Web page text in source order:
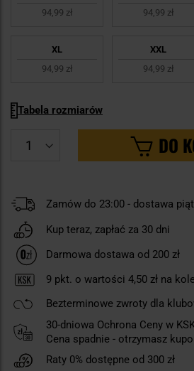
94,99 zł
94,99 zł
XL
94,99 zł
XXL
94,99 zł
Tabela rozmiarów
DO
Zamów do 23:00 - dostawa
Kup teraz, zapłać za 30 dni
Darmowa dostawa od 200 zł
9 pkt. o wartości 4,50 zł na
Bezterminowe zwroty dla
30-dniowa Ochrona Ceny w
Cena spadnie - otrzymasz
Raty 0% dostępne od 300 zł